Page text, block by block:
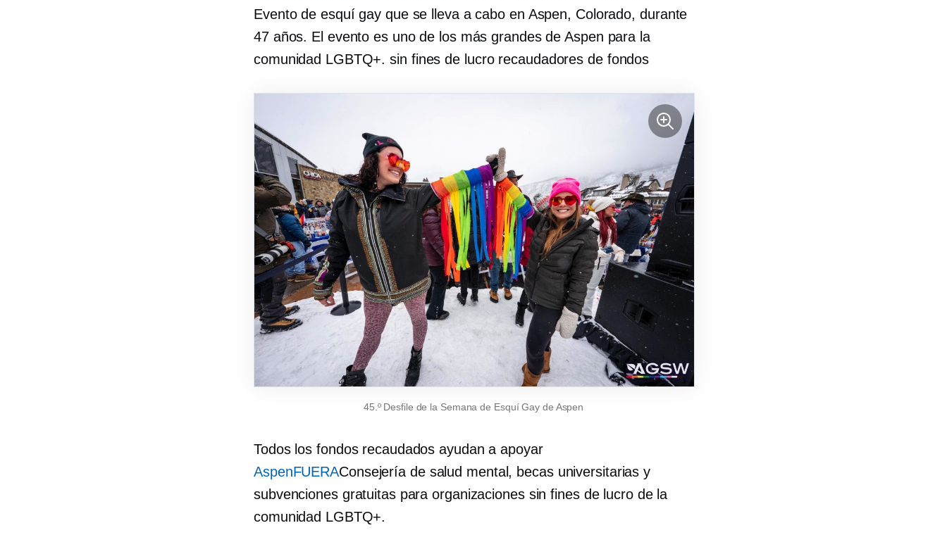
Evento de esquí gay que se lleva a cabo en Aspen, Colorado, durante
47 años. El evento es uno de los más grandes de Aspen para la
comunidad LGBTQ+.sin fines de lucrorecaudadores de fondos
45.º Desfile de la Semana de Esquí Gay de Aspen
Todos los fondos recaudados ayudan a apoyar
AspenFUERAConsejería de salud mental, becas universitarias y
subvenciones gratuitas para organizaciones sin fines de lucro de la
comunidad LGBTQ+.